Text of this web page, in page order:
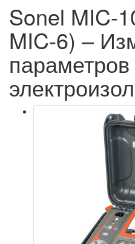
Sonel MIC-
MIC-6) –
параметров